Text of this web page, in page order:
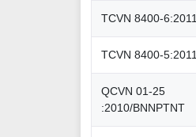
TCVN 8400-6:2011
TCVN 8400-5:2011
QCVN 01-25
:2010/BNNPTNT